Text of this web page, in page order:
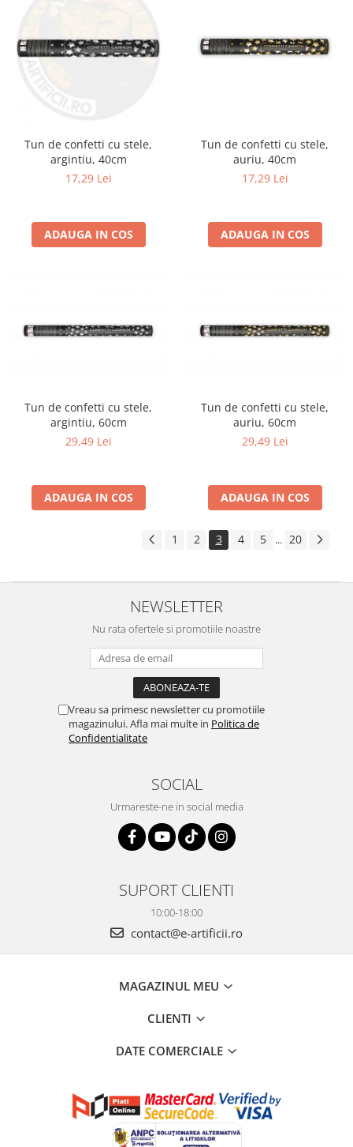
Tun de confetti cu stele,
argintiu, 40cm
17,29 Lei
ADAUGA IN COS
Tun de confetti cu stele,
auriu, 40cm
17,29 Lei
ADAUGA IN COS
Tun de confetti cu stele,
argintiu, 60cm
29,49 Lei
ADAUGA IN COS
Tun de confetti cu stele,
auriu, 60cm
29,49 Lei
ADAUGA IN COS
1 2 3 4 5 ... 20
NEWSLETTER
Nu rata ofertele si promotiile noastre
Vreau sa primesc newsletter cu promotiile
magazinului. Afla mai multe in Politica de
Confidentialitate
SOCIAL
Urmareste-ne in social media
SUPORT CLIENTI
10:00-18:00
contact@e-artificii.ro
MAGAZINUL MEU
CLIENTI
DATE COMERCIALE